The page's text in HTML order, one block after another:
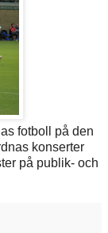
fotboll på den
konserter
på publik- och